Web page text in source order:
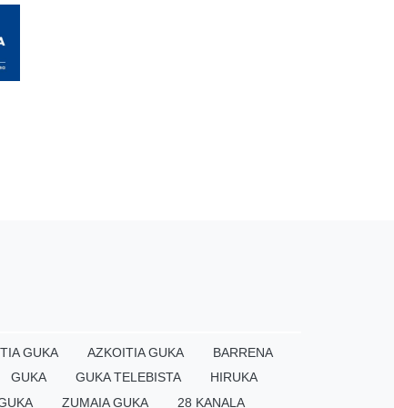
GUKA AZKOITIA GUKA
BARRENA
GUKA GUKA TELEBISTA
HIRUKA
ZUMAIA GUKA 28 KANALA